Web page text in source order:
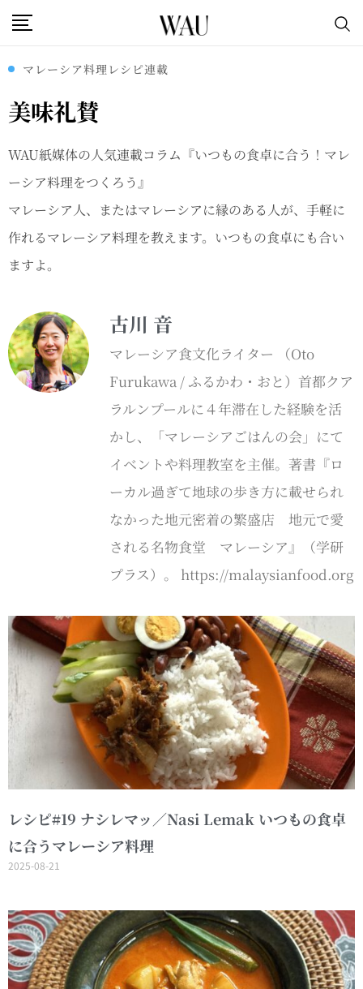
マレーシア料理レシピ連載
美味礼賛
WAU紙媒体の人気連載コラム『いつもの食卓に合う！マレ
ーシア料理をつくろう』
マレーシア人、またはマレーシアに縁のある人が、手軽に
作れるマレーシア料理を教えます。いつもの食卓にも合い
ますよ。
古川 音
マレーシア食文化ライター （Oto
Furukawa / ふるかわ・おと）首都クア
ラルンプールに４年滞在した経験を活
かし、「マレーシアごはんの会」にて
イベントや料理教室を主催。著書『ロ
ーカル過ぎて地球の歩き方に載せられ
なかった地元密着の繁盛店 地元で愛
される名物食堂 マレーシア』（学研
プラス）。 https://malaysianfood.org
レシピ#19 ナシレマッ／Nasi Lemak いつもの食卓
に合うマレーシア料理
2025-08-21